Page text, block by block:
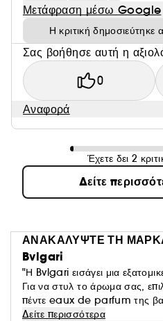
Μετάφραση μέσω Google
Η κριτική
Σας βοήθησε αυτή η
0
Αναφορά
Έχετε δει 2
Δείτε
ΑΝΑΚΑΛΥΨΤΕ ΤΗ
Bvlgari
"Η Bvlgari εισάγει μια
Για να στυλ το άρωμα σας,
πέντε eaux de parfum της
MagnifyForMore για να
Δείτε περισσότερα